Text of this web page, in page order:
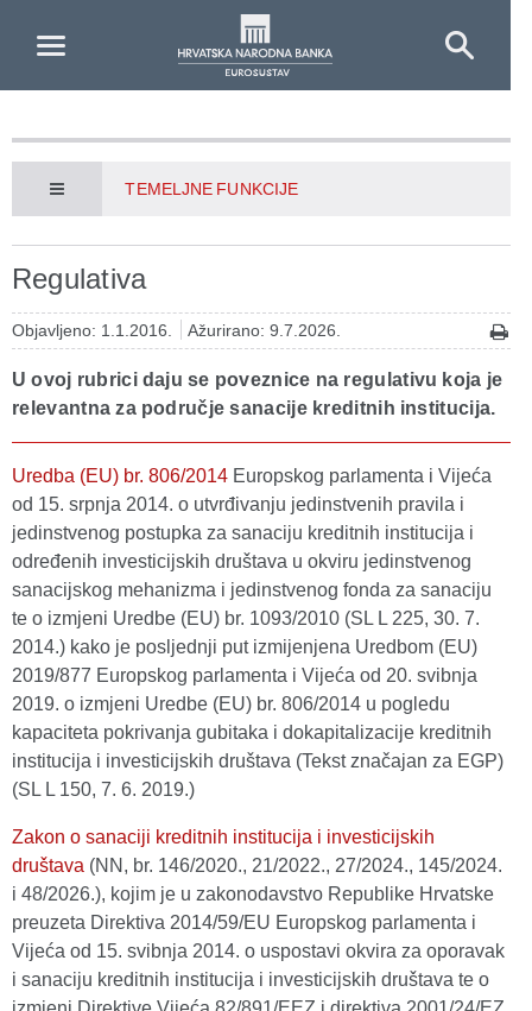
TEMELJNE FUNKCIJE
Regulativa
Objavljeno: 1.1.2016. Ažurirano: 9.7.2026.
U ovoj rubrici daju se poveznice na regulativu koja je
relevantna za područje sanacije kreditnih institucija.
Uredba (EU) br. 806/2014 Europskog parlamenta i Vijeća
od 15. srpnja 2014. o utvrđivanju jedinstvenih pravila i
jedinstvenog postupka za sanaciju kreditnih institucija i
određenih investicijskih društava u okviru jedinstvenog
sanacijskog mehanizma i jedinstvenog fonda za sanaciju
te o izmjeni Uredbe (EU) br. 1093/2010 (SL L 225, 30. 7.
2014.) kako je posljednji put izmijenjena Uredbom (EU)
2019/877 Europskog parlamenta i Vijeća od 20. svibnja
2019. o izmjeni Uredbe (EU) br. 806/2014 u pogledu
kapaciteta pokrivanja gubitaka i dokapitalizacije kreditnih
institucija i investicijskih društava (Tekst značajan za EGP)
(SL L 150, 7. 6. 2019.)
Zakon o sanaciji kreditnih institucija i investicijskih
društava (NN, br. 146/2020., 21/2022., 27/2024., 145/2024.
i 48/2026.), kojim je u zakonodavstvo Republike Hrvatske
preuzeta Direktiva 2014/59/EU Europskog parlamenta i
Vijeća od 15. svibnja 2014. o uspostavi okvira za oporavak
i sanaciju kreditnih institucija i investicijskih društava te o